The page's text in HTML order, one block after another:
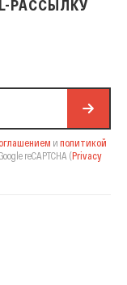
РАССЫЛКУ
и политикой
reCAPTCHA (Privacy